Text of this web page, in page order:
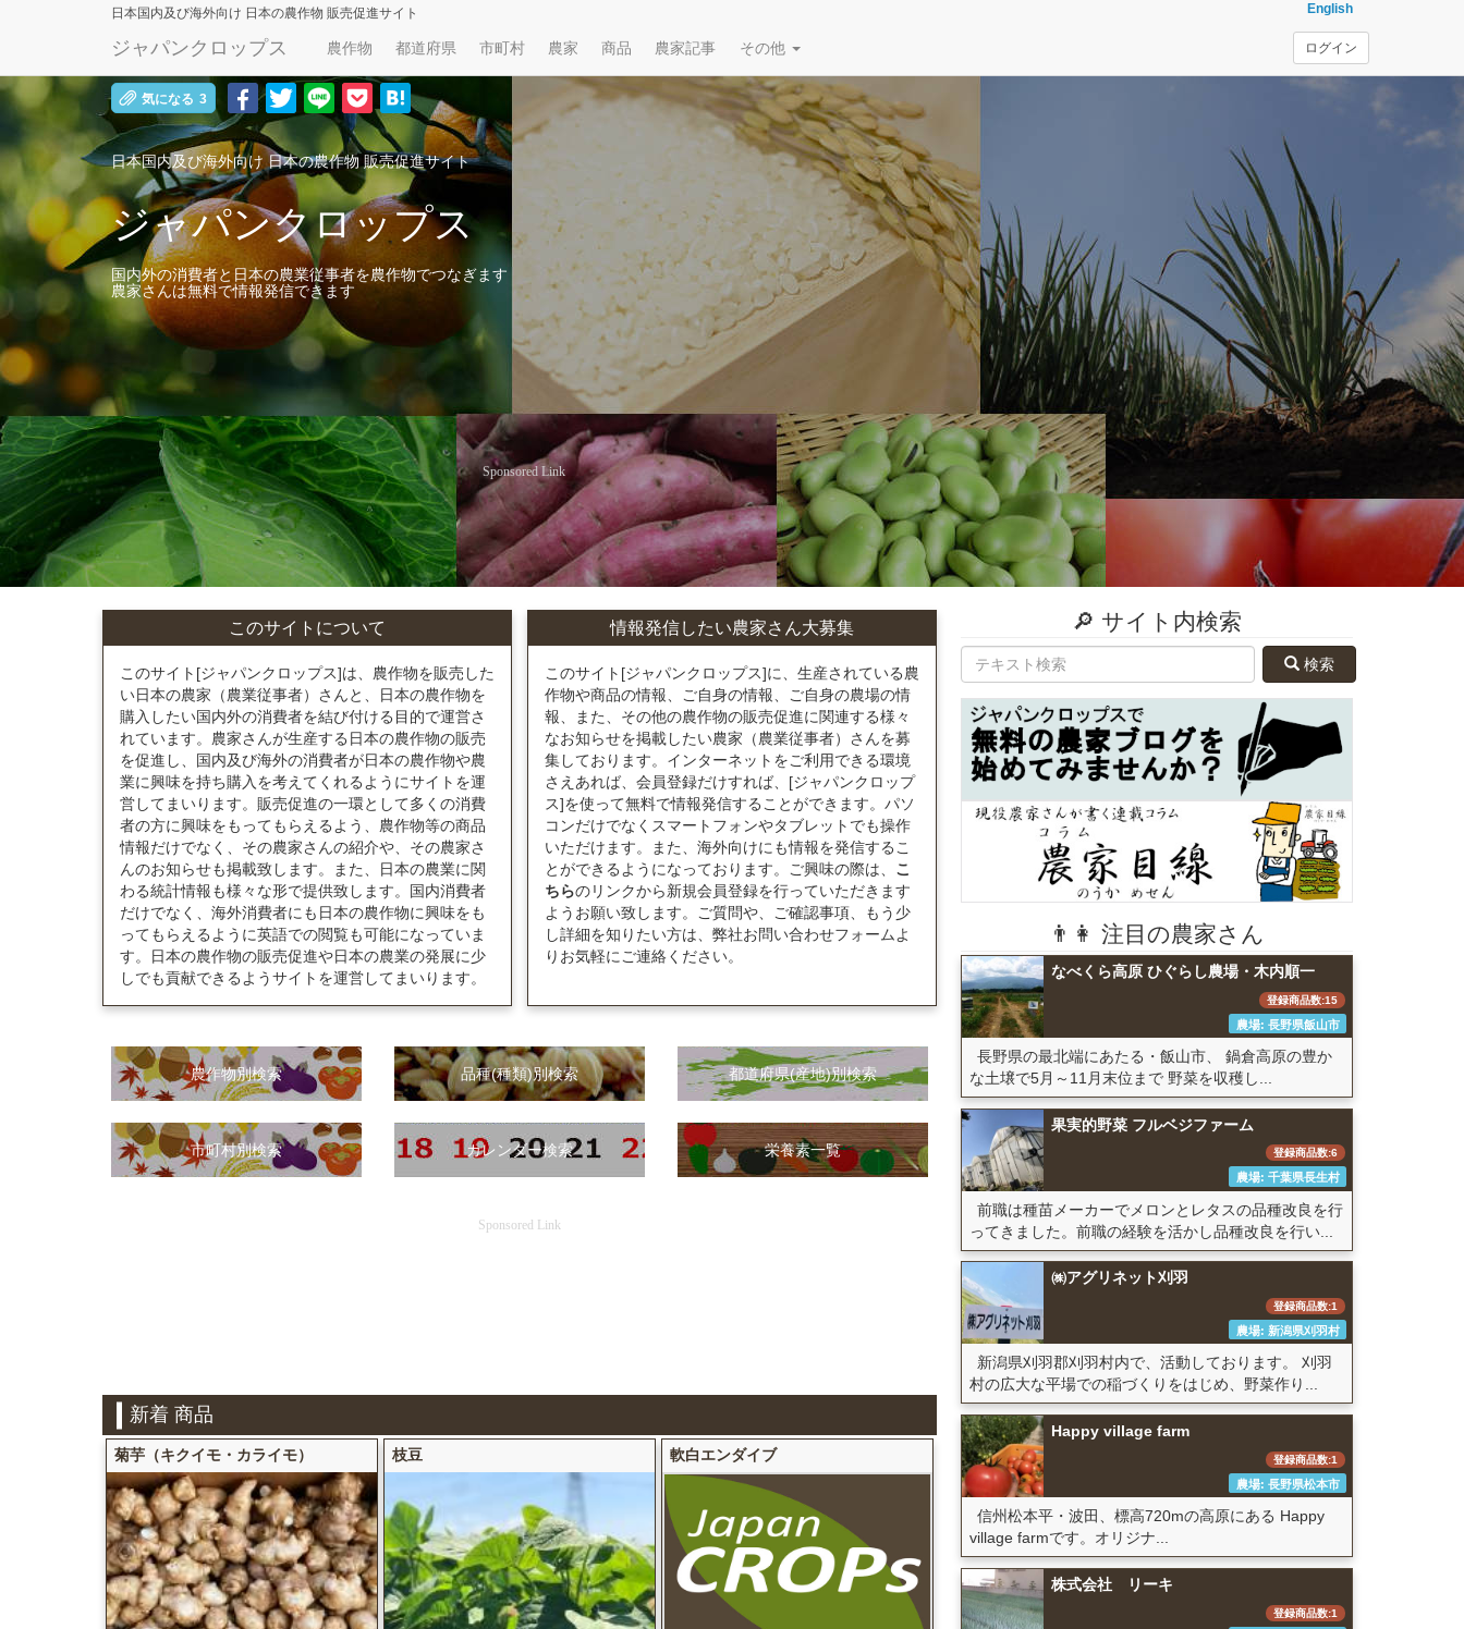
日本国内及び海外向け 日本の農作物 販売促進サイト English
ジャパンクロップス 農作物 都道府県 市町村 農家 商品 農家記事 その他 ログイン
気になる 3
日本国内及び海外向け 日本の農作物 販売促進サイト
ジャパンクロップス
国内外の消費者と日本の農業従事者を農作物でつなぎます
農家さんは無料で情報発信できます
Sponsored Link
このサイトについて
このサイト[ジャパンクロップス]は、農作物を販売した
い日本の農家（農業従事者）さんと、日本の農作物を
購入したい国内外の消費者を結び付ける目的で運営さ
れています。農家さんが生産する日本の農作物の販売
を促進し、国内及び海外の消費者が日本の農作物や農
業に興味を持ち購入を考えてくれるようにサイトを運
営してまいります。販売促進の一環として多くの消費
者の方に興味をもってもらえるよう、農作物等の商品
情報だけでなく、その農家さんの紹介や、その農家さ
んのお知らせも掲載致します。また、日本の農業に関
わる統計情報も様々な形で提供致します。国内消費者
だけでなく、海外消費者にも日本の農作物に興味をも
ってもらえるように英語での閲覧も可能になっていま
す。日本の農作物の販売促進や日本の農業の発展に少
しでも貢献できるようサイトを運営してまいります。
情報発信したい農家さん大募集
このサイト[ジャパンクロップス]に、生産されている農
作物や商品の情報、ご自身の情報、ご自身の農場の情
報、また、その他の農作物の販売促進に関連する様々
なお知らせを掲載したい農家（農業従事者）さんを募
集しております。インターネットをご利用できる環境
さえあれば、会員登録だけすれば、[ジャパンクロップ
ス]を使って無料で情報発信することができます。パソ
コンだけでなくスマートフォンやタブレットでも操作
いただけます。また、海外向けにも情報を発信するこ
とができるようになっております。ご興味の際は、 こ
ちらのリンクから新規会員登録を行っていただきます
ようお願い致します。ご質問や、ご確認事項、もう少
し詳細を知りたい方は、弊社お問い合わせフォームよ
りお気軽にご連絡ください。
農作物別検索 品種(種類)別検索 都道府県(産地)別検索
市町村別検索 カレンダー検索 栄養素一覧
Sponsored Link
新着 商品
菊芋（キクイモ・カライモ） 枝豆 軟白エンダイブ
🔎 サイト内検索
検索
👨👩 注目の農家さん
なべくら高原 ひぐらし農場・木内順一
登録商品数:15
農場: 長野県飯山市
長野県の最北端にあたる・飯山市、 鍋倉高原の豊か
な土壌で5月～11月末位まで 野菜を収穫し...
果実的野菜 フルベジファーム
登録商品数:6
農場: 千葉県長生村
前職は種苗メーカーでメロンとレタスの品種改良を行
ってきました。前職の経験を活かし品種改良を行い...
㈱アグリネット刈羽
登録商品数:1
農場: 新潟県刈羽村
新潟県刈羽郡刈羽村内で、活動しております。 刈羽
村の広大な平場での稲づくりをはじめ、野菜作り...
Happy village farm
登録商品数:1
農場: 長野県松本市
信州松本平・波田、標高720mの高原にある Happy
village farmです。オリジナ...
株式会社 リーキ
登録商品数:1